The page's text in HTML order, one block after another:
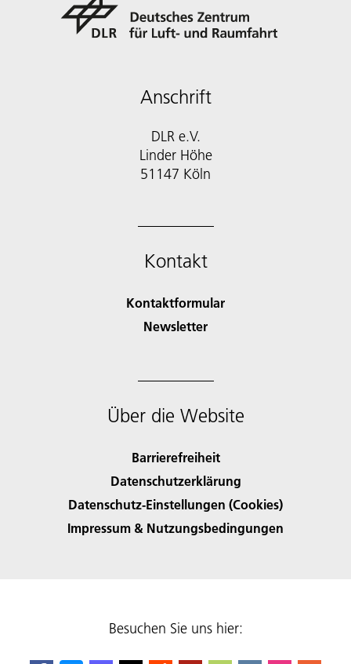
Anschrift
DLR e.V.
Linder Höhe
51147 Köln
Kontakt
Kontaktformular
Newsletter
Über die Website
Barrierefreiheit
Datenschutzerklärung
Datenschutz-Einstellungen (Cookies)
Impressum & Nutzungsbedingungen
Besuchen Sie uns hier: